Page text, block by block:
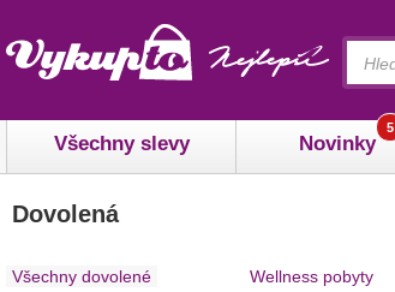
Všechny slevy Novinky
5
Dovolená
Všechny dovolené
Wellness pobyty